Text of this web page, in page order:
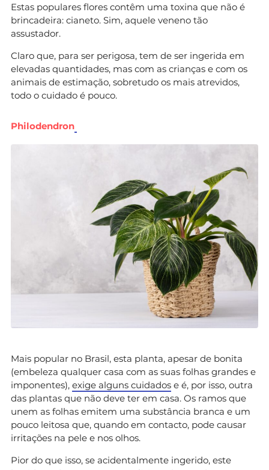
Estas populares flores contêm uma toxina que não é
brincadeira: cianeto. Sim, aquele veneno tão
assustador.
Claro que, para ser perigosa, tem de ser ingerida em
elevadas quantidades, mas com as crianças e com os
animais de estimação, sobretudo os mais atrevidos,
todo o cuidado é pouco.
Philodendron
Mais popular no Brasil, esta planta, apesar de bonita
(embeleza qualquer casa com as suas folhas grandes e
imponentes), exige alguns cuidados e é, por isso, outra
das plantas que não deve ter em casa. Os ramos que
unem as folhas emitem uma substância branca e um
pouco leitosa que, quando em contacto, pode causar
irritações na pele e nos olhos.
Pior do que isso, se acidentalmente ingerido, este